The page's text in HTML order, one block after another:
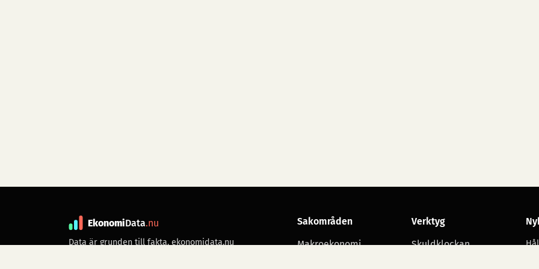
EkonomiData.nu
Data är grunden till fakta. ekonomidata.nu
Sakområden
Makroekonomi
Verktyg
Skuldklockan